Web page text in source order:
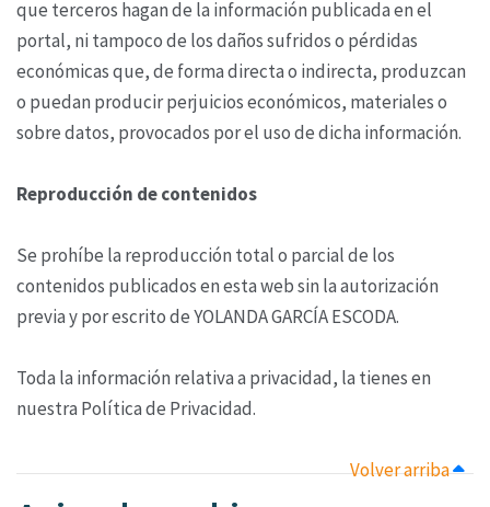
que terceros hagan de la información publicada en el
portal, ni tampoco de los daños sufridos o pérdidas
económicas que, de forma directa o indirecta, produzcan
o puedan producir perjuicios económicos, materiales o
sobre datos, provocados por el uso de dicha información.
Reproducción de contenidos
Se prohíbe la reproducción total o parcial de los
contenidos publicados en esta web sin la autorización
previa y por escrito de YOLANDA GARCÍA ESCODA.
Toda la información relativa a privacidad, la tienes en
nuestra Política de Privacidad.
Volver arriba